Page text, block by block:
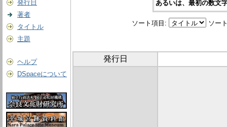
発行日
著者
タイトル
主題
ヘルプ
DSpaceについて
あるいは、最初の数文
ソート項目: ソー
発行日